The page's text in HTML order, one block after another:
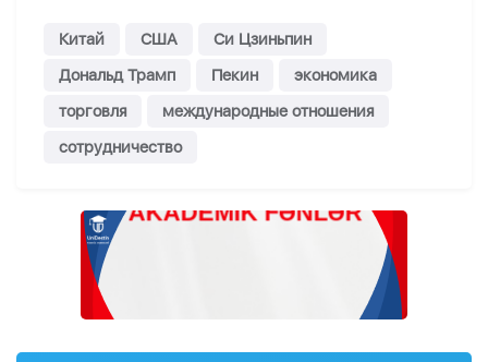
Китай США
Си Цзиньпин
Дональд Трамп
Пекин
экономика
торговля
международные отношения
сотрудничество